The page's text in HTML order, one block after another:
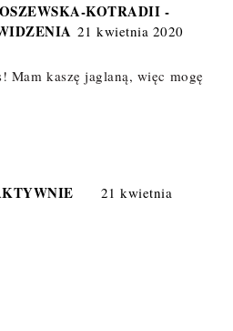
KOTRADII -
21 kwietnia 2020
Mam kaszę jaglaną, więc mogę
21 kwietnia